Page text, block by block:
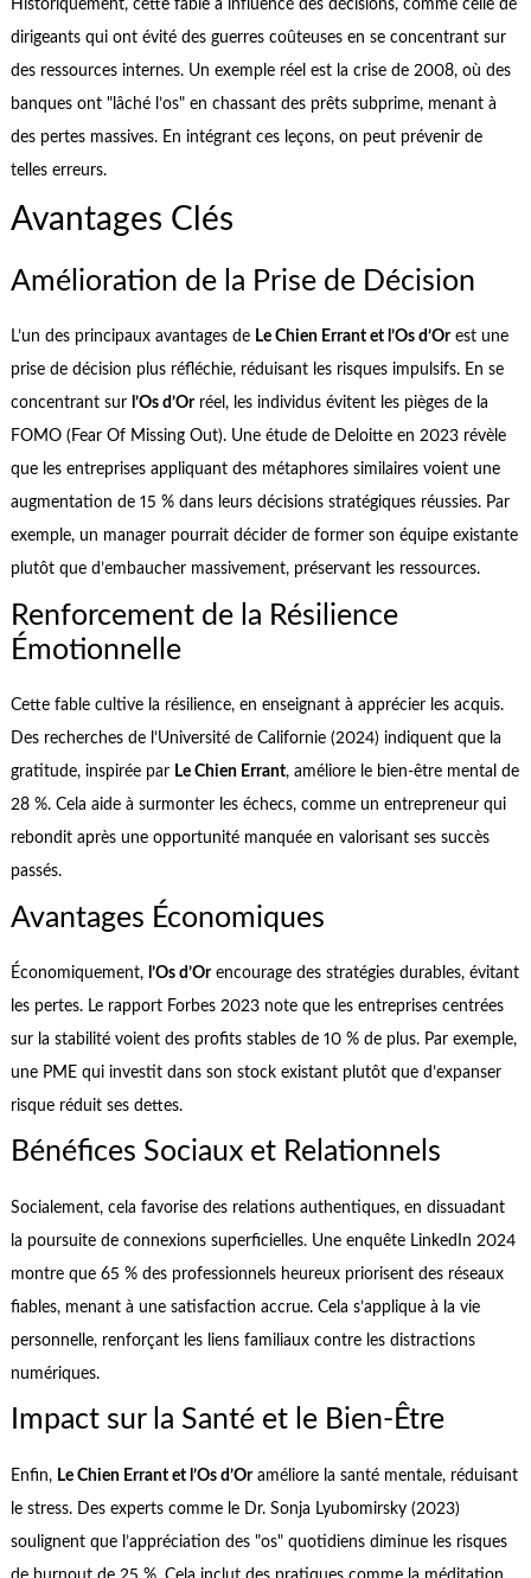
Historiquement, cette fable a influencé des décisions, comme celle de
dirigeants qui ont évité des guerres coûteuses en se concentrant sur
des ressources internes. Un exemple réel est la crise de 2008, où des
banques ont "lâché l’os" en chassant des prêts subprime, menant à
des pertes massives. En intégrant ces leçons, on peut prévenir de
telles erreurs.
Avantages Clés
Amélioration de la Prise de Décision
L’un des principaux avantages de Le Chien Errant et l’Os d’Orest une
prise de décision plus réfléchie, réduisant les risques impulsifs. En se
concentrant sur l’Os d’Orréel, les individus évitent les pièges de la
FOMO (Fear Of Missing Out). Une étude de Deloitte en 2023 révèle
que les entreprises appliquant des métaphores similaires voient une
augmentation de 15 % dans leurs décisions stratégiques réussies. Par
exemple, un manager pourrait décider de former son équipe existante
plutôt que d’embaucher massivement, préservant les ressources.
Renforcement de la Résilience
Émotionnelle
Cette fable cultive la résilience, en enseignant à apprécier les acquis.
Des recherches de l’Université de Californie (2024) indiquent que la
gratitude, inspirée par Le Chien Errant, améliore le bien-être mental de
28 %. Cela aide à surmonter les échecs, comme un entrepreneur qui
rebondit après une opportunité manquée en valorisant ses succès
passés.
Avantages Économiques
Économiquement, l’Os d’Orencourage des stratégies durables, évitant
les pertes. Le rapport Forbes 2023 note que les entreprises centrées
sur la stabilité voient des profits stables de 10 % de plus. Par exemple,
une PME qui investit dans son stock existant plutôt que d’expanser
risque réduit ses dettes.
Bénéfices Sociaux et Relationnels
Socialement, cela favorise des relations authentiques, en dissuadant
la poursuite de connexions superficielles. Une enquête LinkedIn 2024
montre que 65 % des professionnels heureux priorisent des réseaux
fiables, menant à une satisfaction accrue. Cela s’applique à la vie
personnelle, renforçant les liens familiaux contre les distractions
numériques.
Impact sur la Santé et le Bien-Être
Enfin, Le Chien Errant et l’Os d’Oraméliore la santé mentale, réduisant
le stress. Des experts comme le Dr. Sonja Lyubomirsky (2023)
soulignent que l’appréciation des "os" quotidiens diminue les risques